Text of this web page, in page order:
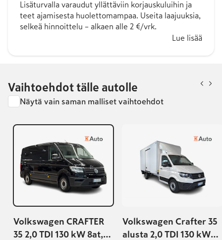
Lisäturvalla varaudut yllättäviin korjauskuluihin ja
teet ajamisesta huolettomampaa. Useita laajuuksia,
selkeä hinnoittelu – alkaen alle 2 €/vrk.
Lue lisää
Vaihtoehdot tälle autolle
Näytä vain saman malliset vaihtoehdot
Volkswagen CRAFTER
35 2,0 TDI 130 kW 8at,
Volkswagen Crafter 35
alusta 2,0 TDI 130 kW